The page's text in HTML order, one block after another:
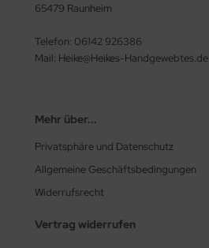
65479 Raunheim
Telefon: 06142 926386
Mail: Heike@Heikes-Handgewebtes.de
Mehr über...
Privatsphäre und Datenschutz
Allgemeine Geschäftsbedingungen
Widerrufsrecht
Vertrag widerrufen